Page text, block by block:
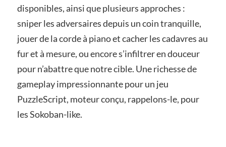
disponibles, ainsi que plusieurs approches :
sniper les adversaires depuis un coin tranquille,
jouer de la corde à piano et cacher les cadavres au
fur et à mesure, ou encore s’infiltrer en douceur
pour n’abattre que notre cible. Une richesse de
gameplay impressionnante pour un jeu
PuzzleScript, moteur conçu, rappelons-le, pour
les Sokoban-like.